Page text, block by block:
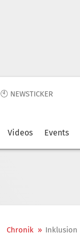
🕙 NEWSTICKER
Videos Events
Chronik » Inklusion